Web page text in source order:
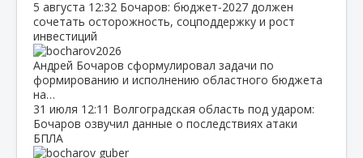
5 августа 12:32 Бочаров: бюджет‑2027 должен
сочетать осторожность, соцподдержку и рост
инвестиций
Андрей Бочаров сформулировал задачи по
формированию и исполнению областного бюджета
на…
31 июля 12:11 Волгоградская область под ударом:
Бочаров озвучил данные о последствиях атаки
БПЛА